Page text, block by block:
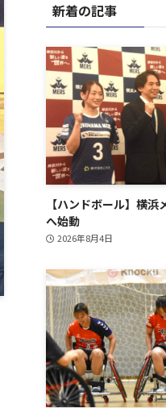
新着の記事
【ハンドボール】横
へ始動
2026年8月4日